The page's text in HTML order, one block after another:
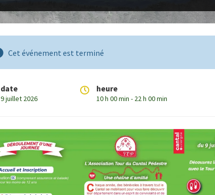
Cet événement est terminé
date
9 juillet 2026
heure
10 h 00 min - 22 h 00 min